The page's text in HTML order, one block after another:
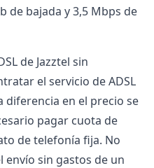
de bajada y 3,5 Mbps de
de Jazztel sin
el servicio de ADSL
diferencia en el precio se
pagar cuota de
de telefonía fija. No
envío sin gastos de un